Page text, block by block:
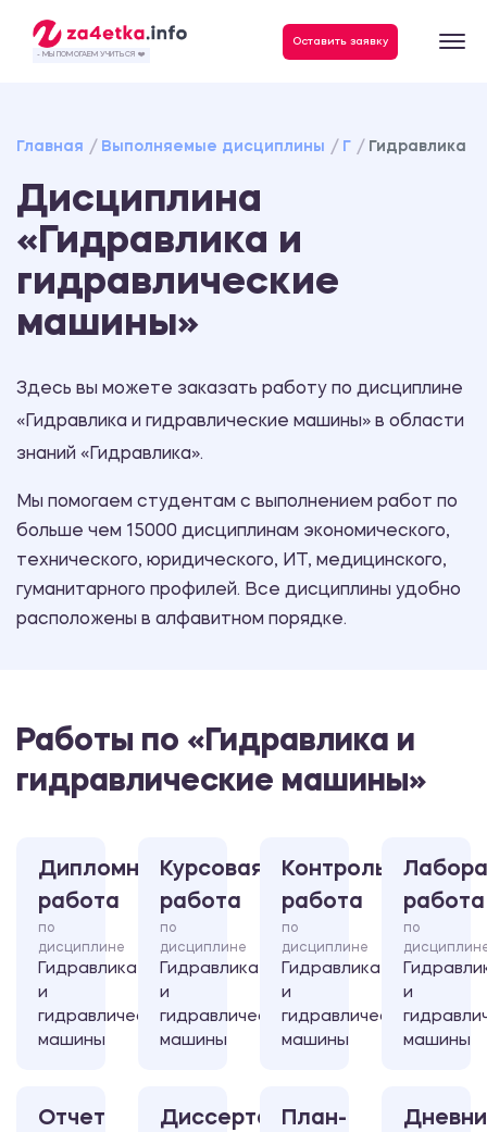
- МЫ ПОМОГАЕМ УЧИТЬСЯ ❤️
Оставить заявку
Главная Выполняемые дисциплины Г Гидравлика
Дисциплина
«Гидравлика и
гидравлические
машины»
Здесь вы можете заказать работу по дисциплине
«Гидравлика и гидравлические машины» в области
знаний «Гидравлика».
Мы помогаем студентам с выполнением работ по
больше чем 15000 дисциплинам экономического,
технического, юридического, ИТ, медицинского,
гуманитарного профилей. Все дисциплины удобно
расположены в алфавитном порядке.
Работы по «Гидравлика и
гидравлические машины»
Дипломная
работа
по
дисциплине
Гидравлика
и
гидравлические
машины
Курсовая
работа
по
дисциплине
Гидравлика
и
гидравлические
машины
Контрольная
работа
по
дисциплине
Гидравлика
и
гидравлические
машины
работа
по
и
машины
Отчет
ДиссертацияПлан-